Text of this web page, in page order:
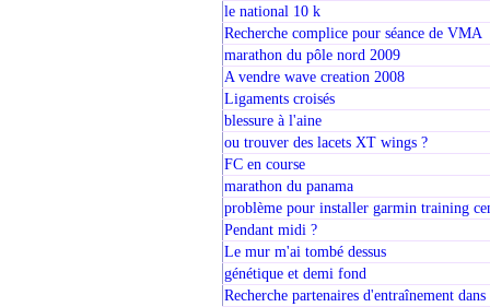
le national 10 k
Recherche complice pour séance de VMA
marathon du pôle nord 2009
A vendre wave creation 2008
Ligaments croisés
blessure à l'aine
ou trouver des lacets XT wings ?
FC en course
marathon du panama
problème pour installer garmin training
Pendant midi ?
Le mur m'ai tombé dessus
génétique et demi fond
Recherche partenaires d'entraînement